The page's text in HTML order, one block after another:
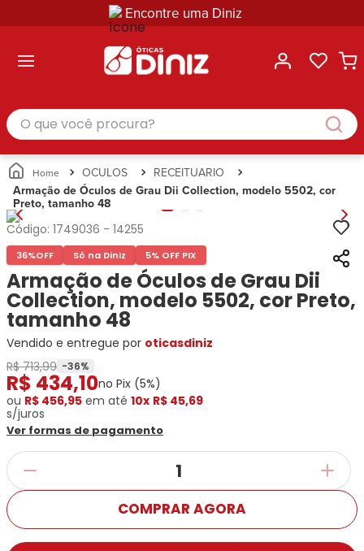
Encontre uma Diniz
Masculino
Feminino
Infantil
Unissex
Busque
Por
Marcas
Ana
Hickmann
Bulget
Miu-
Miu
Guess
Lacoste
Ray-
Ban
Todas
as
Marcas
Marcas
Exclusivas
Dii
DNZ
Categorias
Masculino
Feminino
Infantil
Unissex
Busque
Por
Marcas
Ray-
Ban
Prada
Ana
Hickmann
Tecnol
Miu-
Miu
Polaroid
Vogue
Todas
as
Marcas
Marcas
Collection
Correntes
para
Óculos
Estojos
para
Óculos
Soluções
e
Cuidados
Busque
Ray-
Ban
Prada
Exchange
Tommy
Hilfiger
Ana
Hickmann
Guess
Speedo
Atittude
Bulget
Todas
as
Marcas
Marcas
Exclusivas
Dii
Hit
Categoria
Armações
de Óculos
Óculos
de Sol
Corrente
para
Estojo
para
Óculos
Gênero
Masculino
Feminino
Infantil
Unissex
Marcas
Exclusivas
Dii
Collection
DNZ
Hit
O que você procura?
OCULOS
RECEITUARIO
Armação de Óculos de Grau Dii Collection, modelo 5502, cor
Preto, tamanho 48
Código: 1749036 - 14255
36%OFF Só na Diniz 5% OFF PIX
Armação de Óculos de Grau Dii
Collection, modelo 5502, cor Preto,
tamanho 48
Vendido e entregue por oticasdiniz
R$ 713,99 -36%
R$ 434,10no Pix (5%)
ou R$ 456,95 em até 10x R$ 45,69
s/juros
Ver formas de pagamento
COMPRAR AGORA